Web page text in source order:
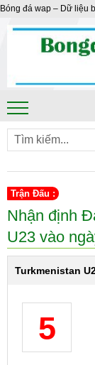
Bóng đá wap – Dữ liệu
Trận Đấu :
Nhận định
U23 vào
Turkmenistan
5